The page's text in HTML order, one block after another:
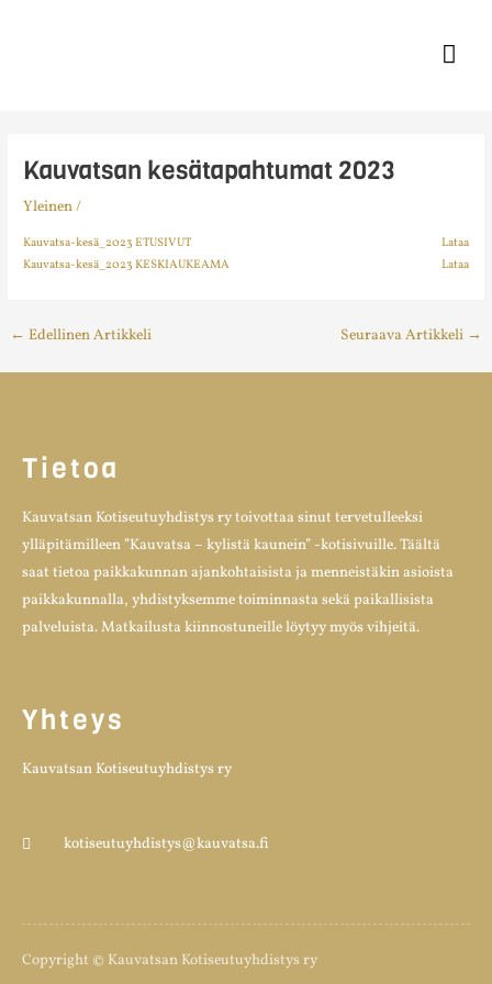
Kauvatsan kesätapahtumat 2023
Yleinen/
Kauvatsa-kesä_2023 ETUSIVUT
Lataa
Kauvatsa-kesä_2023 KESKIAUKEAMA
Lataa
← Edellinen Artikkeli Seuraava Artikkeli →
Tietoa
Kauvatsan Kotiseutuyhdistys ry toivottaa sinut tervetulleeksi
ylläpitämilleen ”Kauvatsa – kylistä kaunein” -kotisivuille. Täältä
saat tietoa paikkakunnan ajankohtaisista ja menneistäkin asioista
paikkakunnalla, yhdistyksemme toiminnasta sekä paikallisista
palveluista. Matkailusta kiinnostuneille löytyy myös vihjeitä.
Yhteys
Kauvatsan Kotiseutuyhdistys ry
kotiseutuyhdistys@kauvatsa.fi
Copyright © Kauvatsan Kotiseutuyhdistys ry